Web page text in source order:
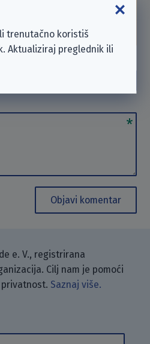
Objavi komentar
e. V., registrirana
Cilj nam je pomoći
Saznaj više.
naš blog koristeći
na GitHubu.
s nama putem
trenutačno koristiš
Aktualiziraj preglednik ili